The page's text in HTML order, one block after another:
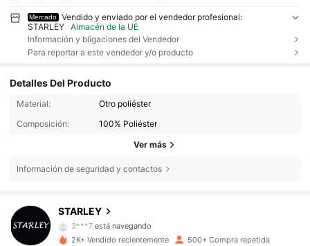
Mercado
Vendido y enviado por el vendedor profesional:
STARLEY
Almacén de la UE
Información y bligaciones del Vendedor
Para reportar a este vendedor y/o producto
Detalles Del Producto
Material:
Otro poliéster
Composición:
100% Poliéster
Ver más
Información de seguridad y contactos
STARLEY
3***7está navegando
4,81
1.4K Seguidores
2K+ Vendido recientemente 500+ Compra repetida